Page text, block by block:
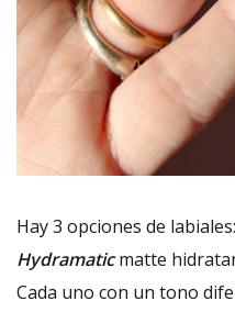
Hay 3 opciones de labiales:
Hydramaticmatte
Cada uno con un tono